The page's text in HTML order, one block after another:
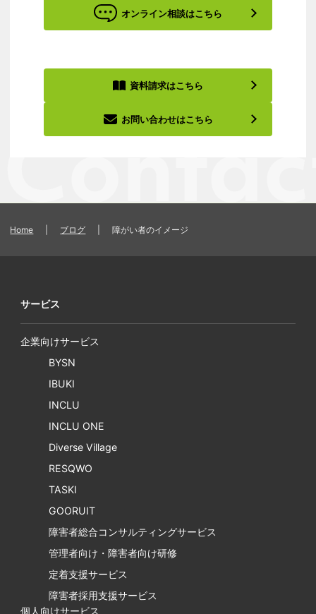
オンライン相談はこちら
資料請求はこちら
お問い合わせはこちら
Home ブログ 障がい者のイメージ
サービス
企業向けサービス
BYSN
IBUKI
INCLU
INCLU ONE
Diverse Village
RESQWO
TASKI
GOORUIT
障害者総合コンサルティングサービス
管理者向け・障害者向け研修
定着支援サービス
障害者採用支援サービス
個人向けサービス